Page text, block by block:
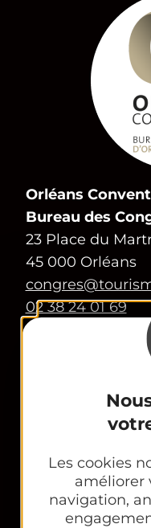
Les cookies
améliorer
navigation,
Orléans
Bureau des
23 Place du
45 000 Orléans
02 38 24 01 69
CE et